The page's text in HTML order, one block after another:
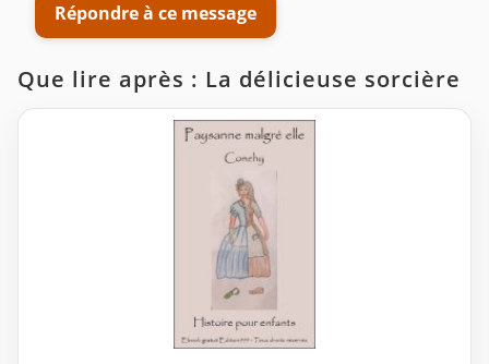
Répondre à ce message
Que lire après : La délicieuse sorcière